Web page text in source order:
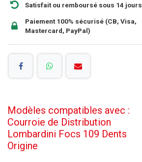
Satisfait ou remboursé sous 14 jours
Paiement 100% sécurisé (CB, Visa,
Mastercard, PayPal)
Modèles compatibles avec :
Courroie de Distribution
Lombardini Focs 109 Dents
Origine